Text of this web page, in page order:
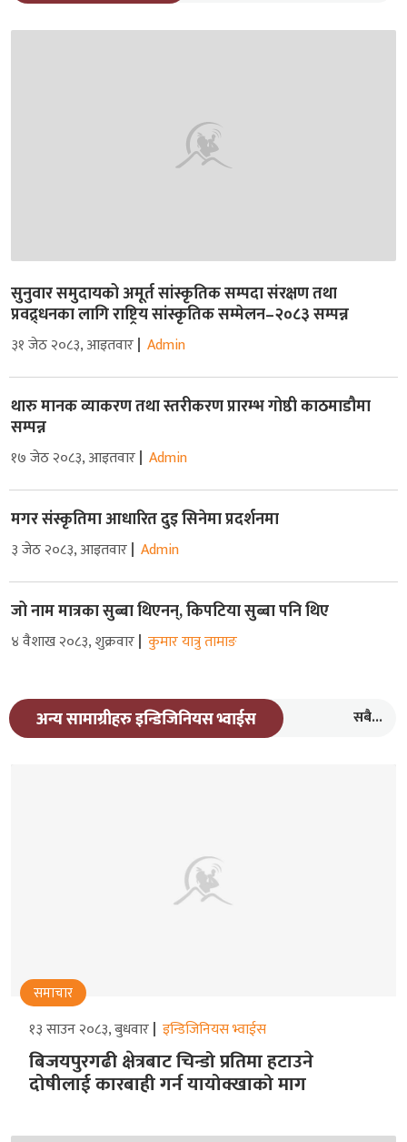
सुनुवार समुदायको अमूर्त सांस्कृतिक सम्पदा संरक्षण तथा
प्रवद्र्धनका लागि राष्ट्रिय सांस्कृतिक सम्मेलन–२०८३ सम्पन्न
३१ जेठ २०८३, आइतवार Admin
थारु मानक व्याकरण तथा स्तरीकरण प्रारम्भ गोष्ठी काठमाडौमा
सम्पन्न
१७ जेठ २०८३, आइतवार Admin
मगर संस्कृतिमा आधारित दुइ सिनेमा प्रदर्शनमा
३ जेठ २०८३, आइतवार Admin
जो नाम मात्रका सुब्बा थिएनन्, किपटिया सुब्बा पनि थिए
४ वैशाख २०८३, शुक्रवार कुमार यात्रु तामाङ
अन्य सामाग्रीहरु इन्डिजिनियस भ्वाईस सबै...
समाचार
१३ साउन २०८३, बुधवार इन्डिजिनियस भ्वाईस
बिजयपुरगढी क्षेत्रबाट चिन्डो प्रतिमा हटाउने
दोषीलाई कारबाही गर्न यायोक्खाको माग